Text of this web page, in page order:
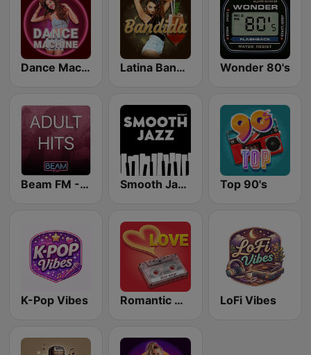
Dance Machine Latina Bandida! Wonder 80's
Beam FM - Adult Hits Smooth Jazz - Groov Top 90's
K-Pop Vibes Romantic Vibes LoFi Vibes